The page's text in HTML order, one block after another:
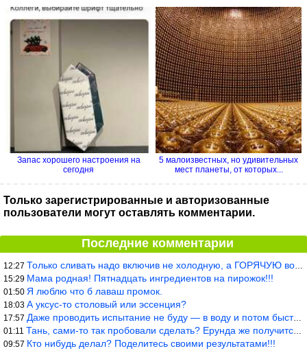
Запас хорошего настроения на
сегодня
5 малоизвестных, но удивительных
мест планеты, от которых...
Только зарегистрированные и авторизованные
пользователи могут оставлять комментарии.
Последние комментарии
12:27 Только сливать надо включив не холодную, а ГОРЯЧУЮ воду. Трубы в
15:29 Мама родная! Пятнадцать ингредиентов на пирожок!!!
01:50 Я люблю что б лаваш промок.
18:03 А уксус-то столовый или эссенция?
17:57 Даже проводить испытание не буду — в воду и потом быстро в раска
01:11 Тань, сами-то так пробовали сделать? Ерунда же получится. Нет, с
09:57 Кто нибудь делал? Поделитесь своими результатами!!!